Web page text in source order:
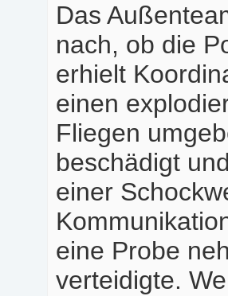
Das
nach, ob die
erhielt
einen
Fliegen
beschädigt
einer
eine Probe
verteidigte.